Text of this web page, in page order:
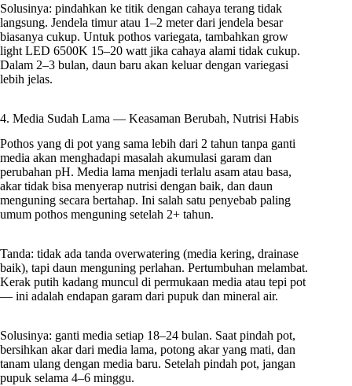
Solusinya: pindahkan ke titik dengan cahaya terang tidak
langsung. Jendela timur atau 1–2 meter dari jendela besar
biasanya cukup. Untuk pothos variegata, tambahkan grow
light LED 6500K 15–20 watt jika cahaya alami tidak cukup.
Dalam 2–3 bulan, daun baru akan keluar dengan variegasi
lebih jelas.
4. Media Sudah Lama — Keasaman Berubah, Nutrisi Habis
Pothos yang di pot yang sama lebih dari 2 tahun tanpa ganti
media akan menghadapi masalah akumulasi garam dan
perubahan pH. Media lama menjadi terlalu asam atau basa,
akar tidak bisa menyerap nutrisi dengan baik, dan daun
menguning secara bertahap. Ini salah satu penyebab paling
umum pothos menguning setelah 2+ tahun.
Tanda: tidak ada tanda overwatering (media kering, drainase
baik), tapi daun menguning perlahan. Pertumbuhan melambat.
Kerak putih kadang muncul di permukaan media atau tepi pot
— ini adalah endapan garam dari pupuk dan mineral air.
Solusinya: ganti media setiap 18–24 bulan. Saat pindah pot,
bersihkan akar dari media lama, potong akar yang mati, dan
tanam ulang dengan media baru. Setelah pindah pot, jangan
pupuk selama 4–6 minggu.